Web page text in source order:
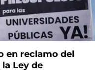
en reclamo del
Ley de